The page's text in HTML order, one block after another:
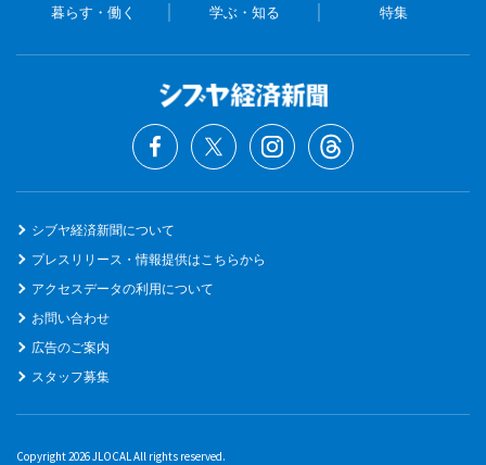
暮らす・働く 学ぶ・知る 特集
シブヤ経済新聞について
プレスリリース・情報提供はこちらから
アクセスデータの利用について
お問い合わせ
広告のご案内
スタッフ募集
Copyright 2026 JLOCAL All rights reserved.